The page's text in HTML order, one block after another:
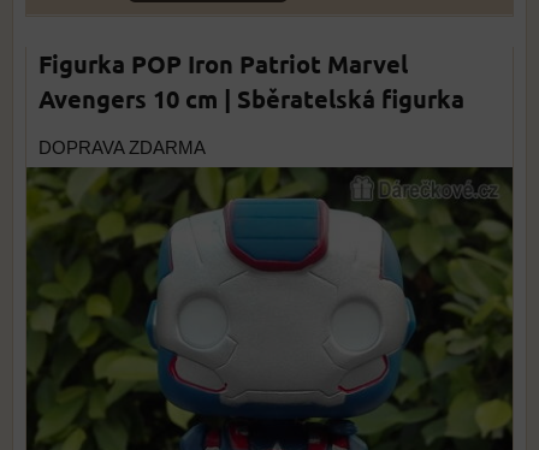
Figurka POP Iron Patriot Marvel
Avengers 10 cm | Sběratelská figurka
DOPRAVA ZDARMA